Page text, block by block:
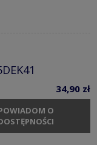
34,90 zł
O